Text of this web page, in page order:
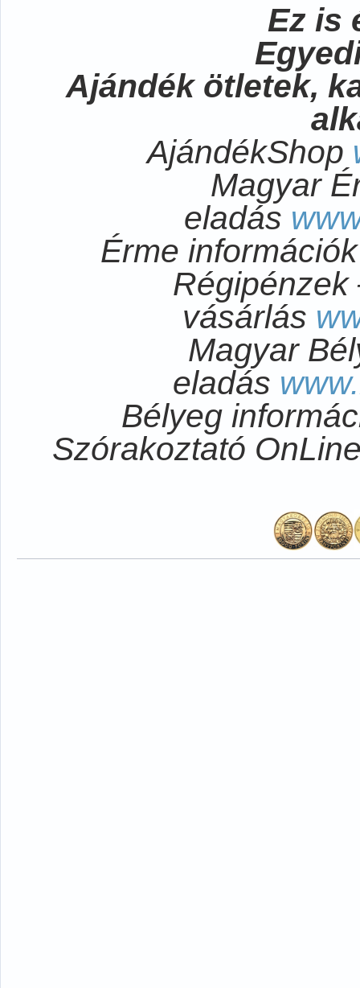
Ez is
Ajándék ötletek,
AjándékShop
Magyar
eladás
Érme
Régipénzek
vásárlás
Magyar
eladás
Bélyeg
Szórakoztató